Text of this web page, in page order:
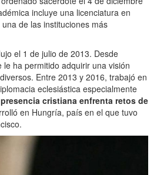
incluye una licenciatura en
de las instituciones más
el 1 de julio de 2013. Desde
ha permitido adquirir una visión
Entre 2013 y 2016, trabajó en
eclesiástica especialmente
cristiana enfrenta retos de
en Hungría, país en el que tuvo